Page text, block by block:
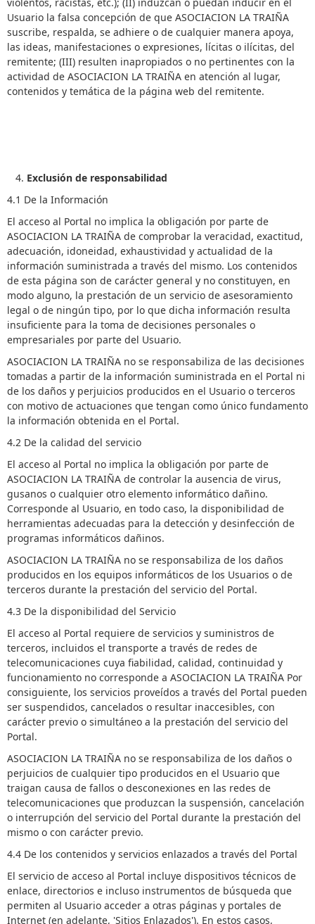
Usuario la falsa concepción de que ASOCIACION LA TRAIÑA
suscribe, respalda, se adhiere o de cualquier manera apoya,
las ideas, manifestaciones o expresiones, lícitas o ilícitas, del
remitente; (III) resulten inapropiados o no pertinentes con la
actividad de ASOCIACION LA TRAIÑA en atención al lugar,
contenidos y temática de la página web del remitente.
Exclusión de responsabilidad
4.1 De la Información
El acceso al Portal no implica la obligación por parte de
ASOCIACION LA TRAIÑA de comprobar la veracidad, exactitud,
adecuación, idoneidad, exhaustividad y actualidad de la
información suministrada a través del mismo. Los contenidos
de esta página son de carácter general y no constituyen, en
modo alguno, la prestación de un servicio de asesoramiento
legal o de ningún tipo, por lo que dicha información resulta
insuficiente para la toma de decisiones personales o
empresariales por parte del Usuario.
ASOCIACION LA TRAIÑA no se responsabiliza de las decisiones
tomadas a partir de la información suministrada en el Portal ni
de los daños y perjuicios producidos en el Usuario o terceros
con motivo de actuaciones que tengan como único fundamento
la información obtenida en el Portal.
4.2 De la calidad del servicio
El acceso al Portal no implica la obligación por parte de
ASOCIACION LA TRAIÑA de controlar la ausencia de virus,
gusanos o cualquier otro elemento informático dañino.
Corresponde al Usuario, en todo caso, la disponibilidad de
herramientas adecuadas para la detección y desinfección de
programas informáticos dañinos.
ASOCIACION LA TRAIÑA no se responsabiliza de los daños
producidos en los equipos informáticos de los Usuarios o de
terceros durante la prestación del servicio del Portal.
4.3 De la disponibilidad del Servicio
El acceso al Portal requiere de servicios y suministros de
terceros, incluidos el transporte a través de redes de
telecomunicaciones cuya fiabilidad, calidad, continuidad y
funcionamiento no corresponde a ASOCIACION LA TRAIÑA Por
consiguiente, los servicios proveídos a través del Portal pueden
ser suspendidos, cancelados o resultar inaccesibles, con
carácter previo o simultáneo a la prestación del servicio del
Portal.
ASOCIACION LA TRAIÑA no se responsabiliza de los daños o
perjuicios de cualquier tipo producidos en el Usuario que
traigan causa de fallos o desconexiones en las redes de
telecomunicaciones que produzcan la suspensión, cancelación
o interrupción del servicio del Portal durante la prestación del
mismo o con carácter previo.
4.4 De los contenidos y servicios enlazados a través del Portal
El servicio de acceso al Portal incluye dispositivos técnicos de
enlace, directorios e incluso instrumentos de búsqueda que
permiten al Usuario acceder a otras páginas y portales de
Internet (en adelante, 'Sitios Enlazados'). En estos casos,